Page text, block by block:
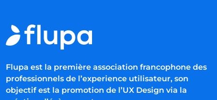
Flupa est la première association francophone des
professionnels de l’experience utilisateur, son
objectif est la promotion de l’UX Design via la